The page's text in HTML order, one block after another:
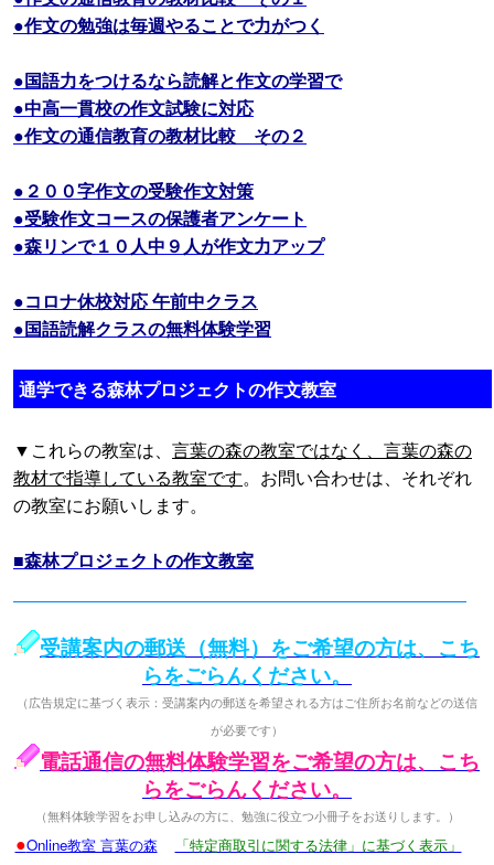
●作文の勉強は毎週やることで力がつく
●国語力をつけるなら読解と作文の学習で
●中高一貫校の作文試験に対応
●作文の通信教育の教材比較 その２
●２００字作文の受験作文対策
●受験作文コースの保護者アンケート
●森リンで１０人中９人が作文力アップ
●コロナ休校対応 午前中クラス
●国語読解クラスの無料体験学習
通学できる森林プロジェクトの作文教室
▼これらの教室は、 言葉の森の教室ではなく、言葉の森の
教材で指導している教室です。お問い合わせは、それぞれ
の教室にお願いします。
■森林プロジェクトの作文教室
受講案内の郵送（無料）をご希望の方は、こち
らをごらんください。
（広告規定に基づく表示：受講案内の郵送を希望される方はご住所お名前などの送信
が必要です）
電話通信の無料体験学習をご希望の方は、こち
らをごらんください。
（無料体験学習をお申し込みの方に、勉強に役立つ小冊子をお送りします。）
●Online教室 言葉の森
「特定商取引に関する法律」に基づく表示」